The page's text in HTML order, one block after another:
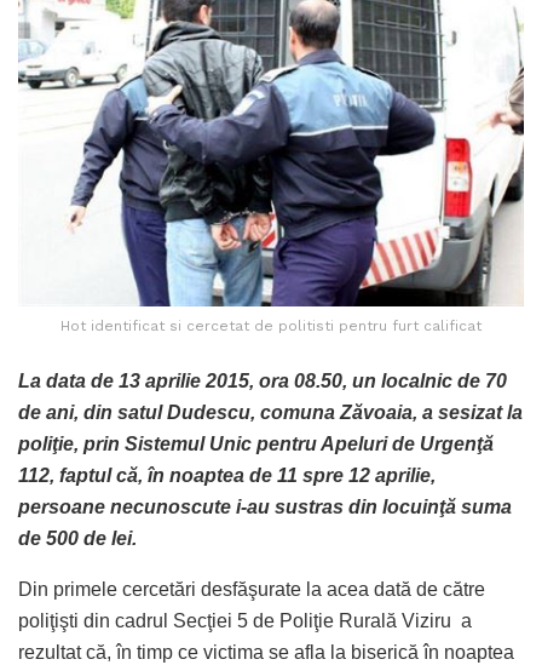
Hot identificat si cercetat de politisti pentru furt calificat
La data de 13 aprilie 2015, ora 08.50, un localnic de 70
de ani, din satul Dudescu, comuna Zăvoaia, a sesizat la
poliţie, prin Sistemul Unic pentru Apeluri de Urgenţă
112, faptul că, în noaptea de 11 spre 12 aprilie,
persoane necunoscute i-au sustras din locuinţă suma
de 500 de lei.
Din primele cercetări desfăşurate la acea dată de către
poliţişti din cadrul Secţiei 5 de Poliţie Rurală Viziru a
rezultat că, în timp ce victima se afla la biserică în noaptea